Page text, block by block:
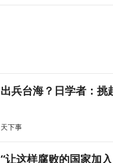
出兵台海？日学者：挑
天下事
“让这样腐败的国家加